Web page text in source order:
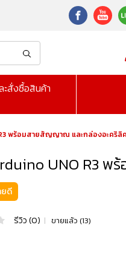
ะสั่งซื้อสินค้า
พร้อมสายสัญญาณ และกล่องอะคริลิค
UNO R3
ยดี
รีวิว (0) | ขายแล้ว (13)